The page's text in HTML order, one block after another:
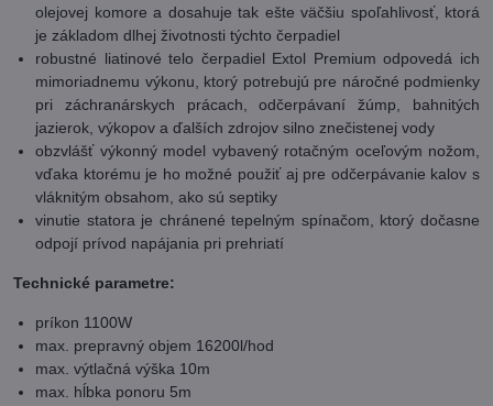
olejovej komore a dosahuje tak ešte väčšiu spoľahlivosť, ktorá
je základom dlhej životnosti týchto čerpadiel
robustné liatinové telo čerpadiel Extol Premium odpovedá ich
mimoriadnemu výkonu, ktorý potrebujú pre náročné podmienky
pri záchranárskych prácach, odčerpávaní žúmp, bahnitých
jazierok, výkopov a ďalších zdrojov silno znečistenej vody
obzvlášť výkonný model vybavený rotačným oceľovým nožom,
vďaka ktorému je ho možné použiť aj pre odčerpávanie kalov s
vláknitým obsahom, ako sú septiky
vinutie statora je chránené tepelným spínačom, ktorý dočasne
odpojí prívod napájania pri prehriatí
Technické parametre:
príkon 1100W
max. prepravný objem 16200l/hod
max. výtlačná výška 10m
max. hĺbka ponoru 5m